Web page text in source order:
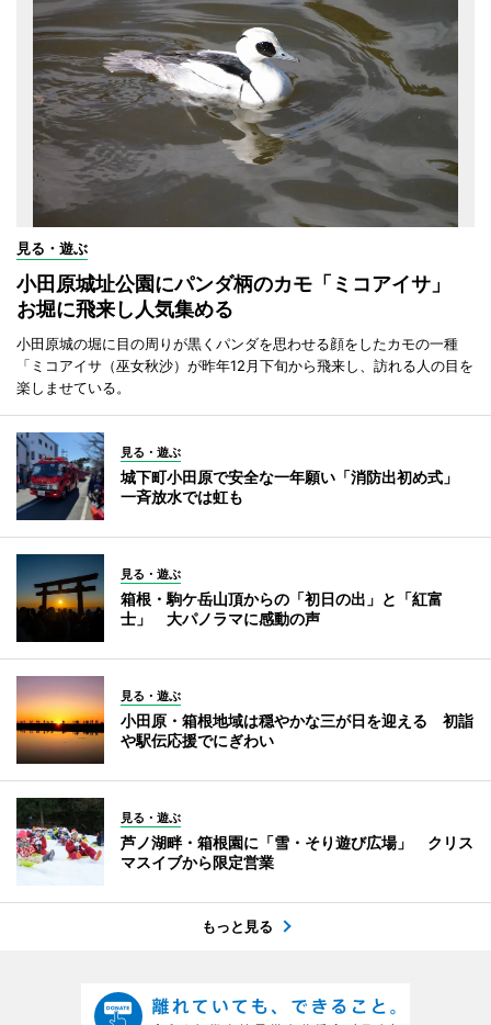
見る・遊ぶ
小田原城址公園にパンダ柄のカモ「ミコアイサ」
お堀に飛来し人気集める
小田原城の堀に目の周りが黒くパンダを思わせる顔をしたカモの一種
「ミコアイサ（巫女秋沙）が昨年12月下旬から飛来し、訪れる人の目を
楽しませている。
見る・遊ぶ
城下町小田原で安全な一年願い「消防出初め式」
一斉放水では虹も
見る・遊ぶ
箱根・駒ケ岳山頂からの「初日の出」と「紅富
士」 大パノラマに感動の声
見る・遊ぶ
小田原・箱根地域は穏やかな三が日を迎える 初詣
や駅伝応援でにぎわい
見る・遊ぶ
芦ノ湖畔・箱根園に「雪・そり遊び広場」 クリス
マスイブから限定営業
もっと見る